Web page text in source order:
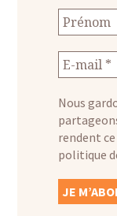
Nous
rendent
politique